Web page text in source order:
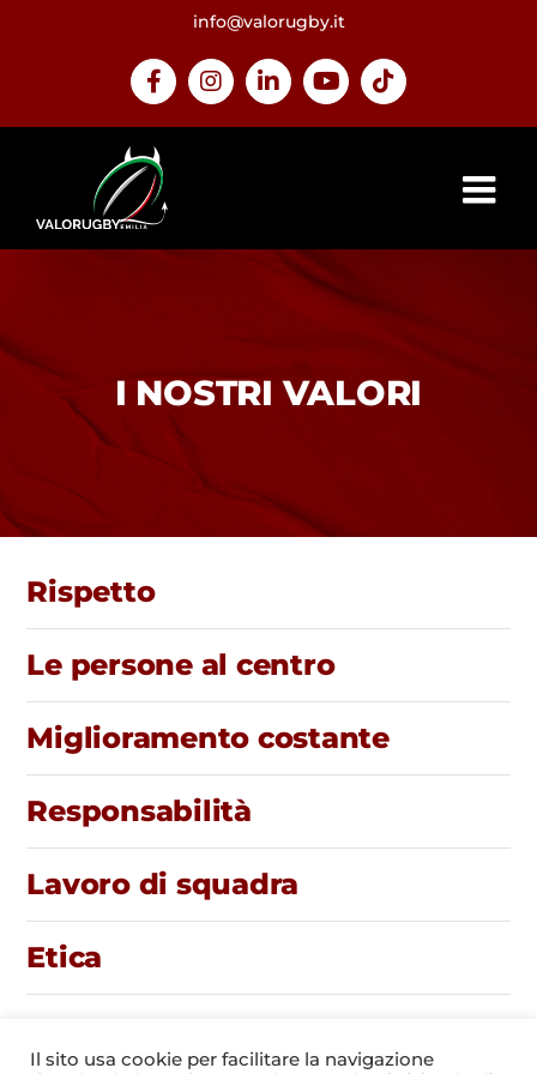
info@valorugby.it
FacebookInstagramLinkedInYouTubeTiktok
I NOSTRI VALORI
Rispetto
Le persone al centro
Miglioramento costante
Responsabilità
Lavoro di squadra
Etica
Il sito usa cookie per facilitare la navigazione